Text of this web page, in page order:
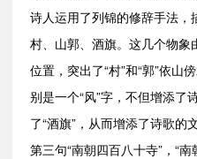
诗人运用了列锦的修辞手法
村、山郭、酒旗。这几个物
位置，突出了“村”和“郭”依山
别是一个“风”字，不但增添了
了“酒旗”，从而增添了诗歌的
第三句“南朝四百八十寺”，“南